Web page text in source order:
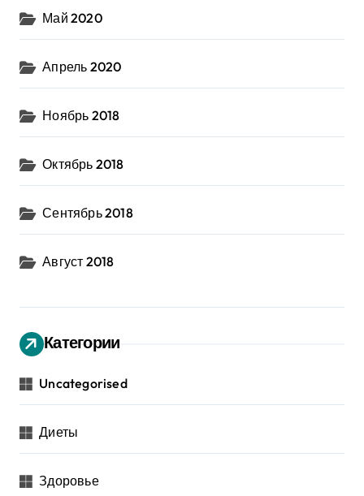
Май 2020
Апрель 2020
Ноябрь 2018
Октябрь 2018
Сентябрь 2018
Август 2018
Категории
Uncategorised
Диеты
Здоровье